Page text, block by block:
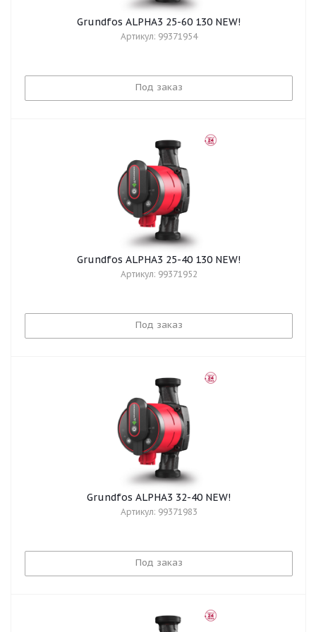
Grundfos ALPHA3 25-60 130 NEW!
Артикул: 99371954
Под заказ
Grundfos ALPHA3 25-40 130 NEW!
Артикул: 99371952
Под заказ
Grundfos ALPHA3 32-40 NEW!
Артикул: 99371983
Под заказ